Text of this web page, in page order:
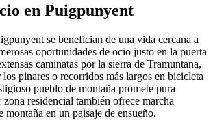
en Puigpunyent
se benefician de una vida cercana a
oportunidades de ocio justo en la puerta
caminatas por la sierra de Tramuntana,
los pinares o recorridos más largos en bicicleta
pueblo de montaña promete pura
residencial también ofrece marcha
en un paisaje de ensueño.